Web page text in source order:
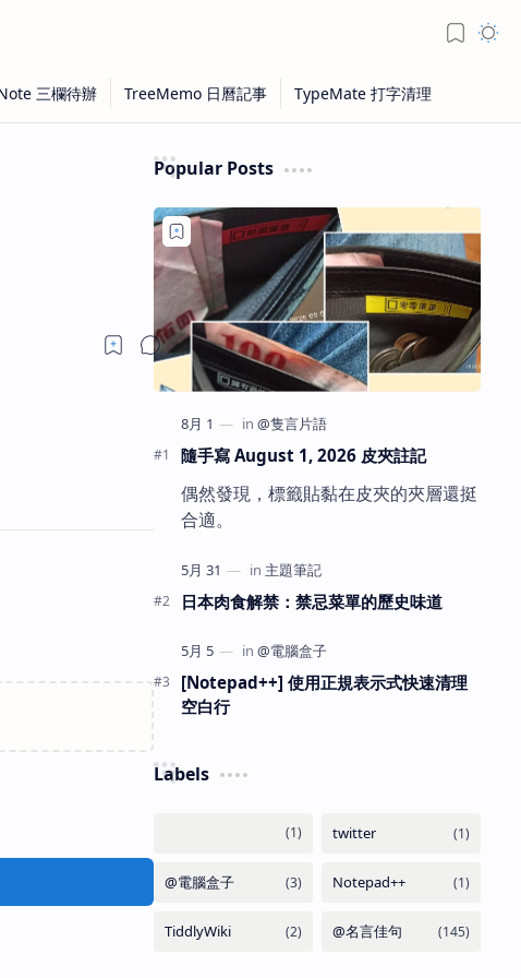
Popular Posts
隨手寫 August 1, 2026 皮夾註記
偶然發現，標籤貼黏在皮夾的夾層還挺
合適。
日本肉食解禁：禁忌菜單的歷史味道
[Notepad++] 使用正規表示式快速清理
空白行
Labels